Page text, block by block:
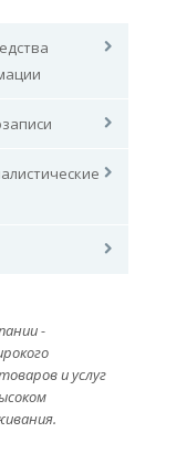
-
и услуг